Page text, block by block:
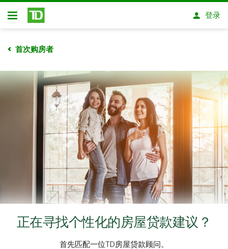
跳转到主要内容
开放式房屋贷款
登录
首次购房者
正在寻找个性化的房屋贷款建议？
首先匹配一位TD房屋贷款顾问。